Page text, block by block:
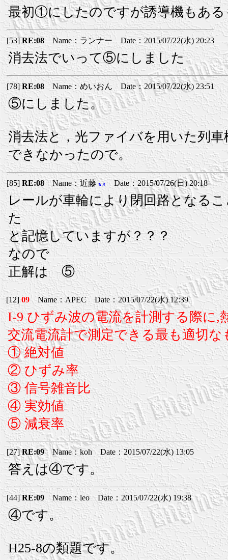
最初①にしたのですが誘導機もある
[53]RE:08Name：ランナー Date：2015/07/22(水) 20:23
消去法でいって⑤にしました
[78]RE:08 Name：めいおん Date：2015/07/22(水) 23:51
⑤にしました。
消去法と，光ファイバを用いた列車
できなかったので。
[85]RE:08Name：近藤 Date：2015/07/26(日) 20:18
レールが車輪により閉回路となる
た
と記憶していますが？？？
なので
正解は ⑤
[12]09Name：APEC Date：2015/07/22(水) 12:39
I-9 ひずみ波の電流を計測する際に,
交流電流計で測定できる最も適切
① 絶対値
② ひずみ率
③ 信号雑音比
④ 実効値
⑤ 減衰率
[27]RE:09Name：koh Date：2015/07/22(水) 13:05
答えは④です。
[44]RE:09 Name：leo Date：2015/07/22(水) 19:38
④です。
H25-8の類題です。